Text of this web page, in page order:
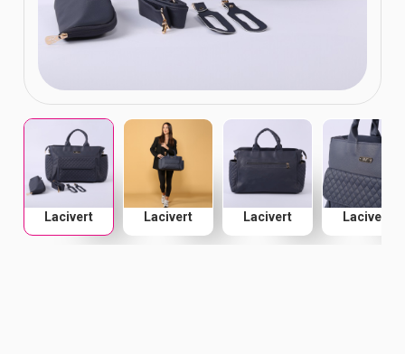
Lacivert Lacivert Lacivert Lacivert